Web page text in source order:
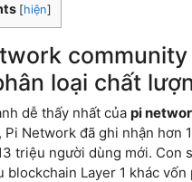
[hiện]
loại chất
dễ thấy nhất của pi
Pi Network đã ghi nhận hơn
triệu người dùng mới. Con
blockchain Layer 1 khác